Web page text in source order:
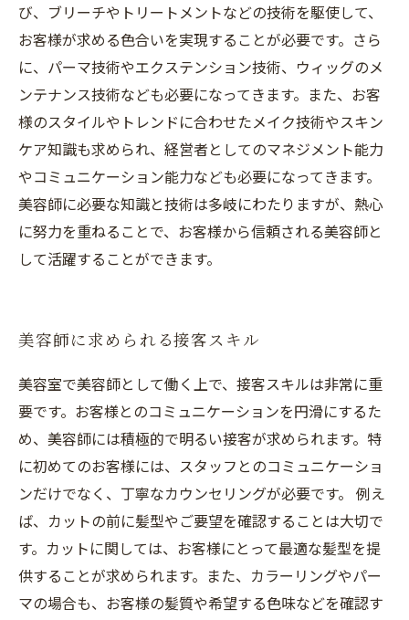
び、ブリーチやトリートメントなどの技術を駆使して、
お客様が求める色合いを実現することが必要です。さら
に、パーマ技術やエクステンション技術、ウィッグのメ
ンテナンス技術なども必要になってきます。また、お客
様のスタイルやトレンドに合わせたメイク技術やスキン
ケア知識も求められ、経営者としてのマネジメント能力
やコミュニケーション能力なども必要になってきます。
美容師に必要な知識と技術は多岐にわたりますが、熱心
に努力を重ねることで、お客様から信頼される美容師と
して活躍することができます。
美容師に求められる接客スキル
美容室で美容師として働く上で、接客スキルは非常に重
要です。お客様とのコミュニケーションを円滑にするた
め、美容師には積極的で明るい接客が求められます。特
に初めてのお客様には、スタッフとのコミュニケーショ
ンだけでなく、丁寧なカウンセリングが必要です。 例え
ば、カットの前に髪型やご要望を確認することは大切で
す。カットに関しては、お客様にとって最適な髪型を提
供することが求められます。また、カラーリングやパー
マの場合も、お客様の髪質や希望する色味などを確認す